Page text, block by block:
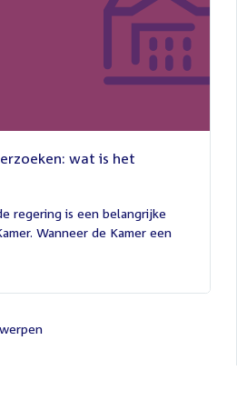
wat is het
regering is een belangrijke
Wanneer de Kamer een